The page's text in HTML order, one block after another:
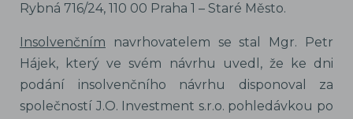
Rybná 716/24, 110 00 Praha 1 – Staré Město.
Insolvenčním navrhovatelem se stal Mgr. Petr
Hájek, který ve svém návrhu uvedl, že ke dni
podání insolvenčního návrhu disponoval za
společností J.O. Investment s.r.o. pohledávkou po